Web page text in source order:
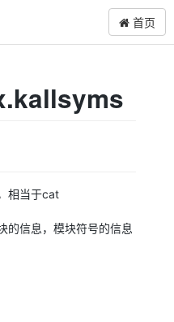
首页
相当于cat
的信息，模块符号的信息